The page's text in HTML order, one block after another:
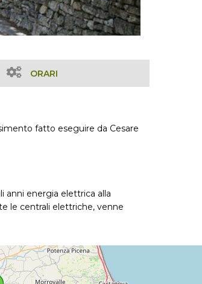
ORARI
fatto eseguire da Cesare
anni energia elettrica alla
le centrali elettriche, venne